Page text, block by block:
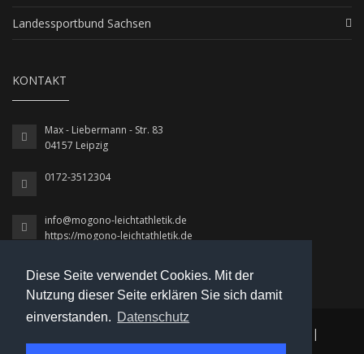
Diese Seite verwendet Cookies. Mit der
Nutzung dieser Seite erklären Sie sich damit
einverstanden. Datenschutz
Landessportbund Sachsen
KONTAKT
Max - Liebermann - Str. 83
04157 Leipzig
0172-3512304
info@mogono-leichtathletik.de
https://mogono-leichtathletik.de
|